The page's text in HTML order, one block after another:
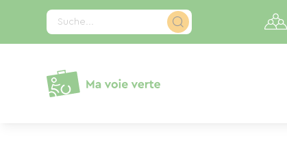
Suche...
Cookie-Einstellungen